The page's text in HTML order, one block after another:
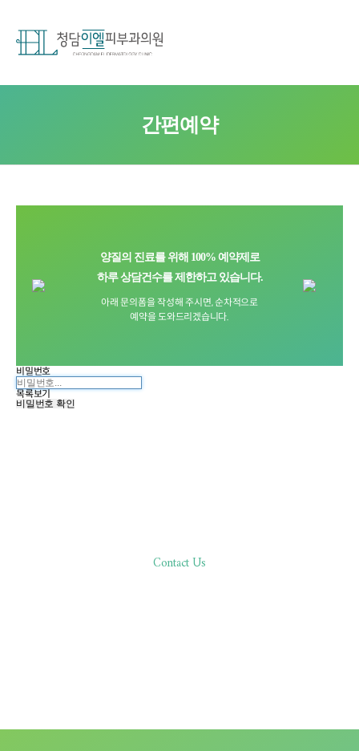
간편예약
양질의 진료를 위해 100% 예약제로
하루 상담건수를 제한하고 있습니다.
아래 문의폼을 작성해 주시면, 순차적으로
예약을 도와드리겠습니다.
비밀번호
목록보기
비밀번호 확인
Contact Us